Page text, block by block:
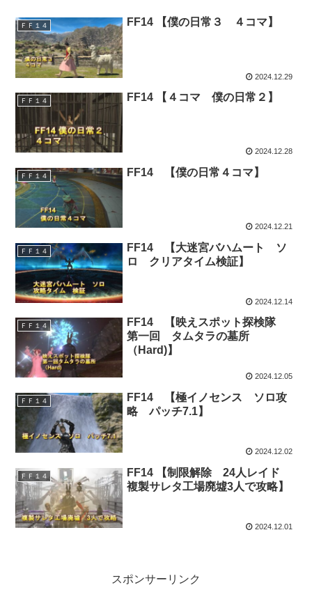
ＦＦ１４ FF14 【僕の日常３ ４コマ】
2024.12.29
ＦＦ１４ FF14 【４コマ 僕の日常２】
2024.12.28
ＦＦ１４ FF14 【僕の日常４コマ】
2024.12.21
ＦＦ１４
FF14 【大迷宮バハムート ソ
ロ クリアタイム検証】
2024.12.14
ＦＦ１４
FF14 【映えスポット探検隊
第一回 タムタラの墓所
（Hard)】
2024.12.05
ＦＦ１４
FF14 【極イノセンス ソロ攻
略 パッチ7.1】
2024.12.02
ＦＦ１４
FF14 【制限解除 24人レイド
複製サレタ工場廃墟3人で攻略】
2024.12.01
スポンサーリンク